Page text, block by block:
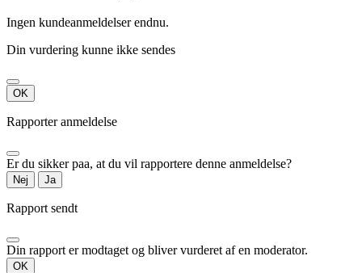
Ingen kundeanmeldelser endnu.
Din vurdering kunne ikke sendes
OK
Rapporter anmeldelse
Er du sikker paa, at du vil rapportere denne anmeldelse?
Nej Ja
Rapport sendt
Din rapport er modtaget og bliver vurderet af en moderator.
OK